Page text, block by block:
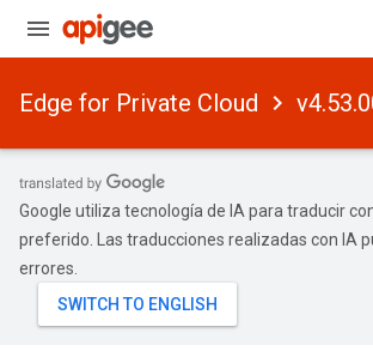
Edge for Private Cloud
Google utiliza tecnología de IA para traducir
preferido. Las traducciones realizadas con IA
errores.